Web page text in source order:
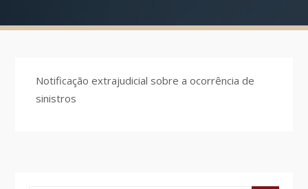
Notificação extrajudicial sobre a ocorrência de
sinistros